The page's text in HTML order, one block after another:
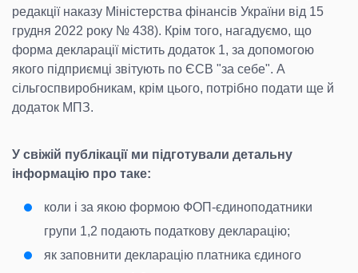
редакції наказу Міністерства фінансів України від 15
грудня 2022 року № 438). Крім того, нагадуємо, що
форма декларації містить додаток 1, за допомогою
якого підприємці звітують по ЄСВ "за себе". А
сільгоспвиробникам, крім цього, потрібно подати ще й
додаток МПЗ.
У свіжій публікації ми підготували детальну
інформацію про таке:
коли і за якою формою ФОП-єдиноподатники
групи 1,2 подають податкову декларацію;
як заповнити декларацію платника єдиного